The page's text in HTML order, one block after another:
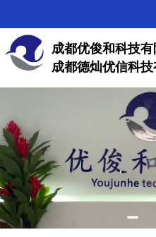
成都优俊和科技有
成都德灿优信科技